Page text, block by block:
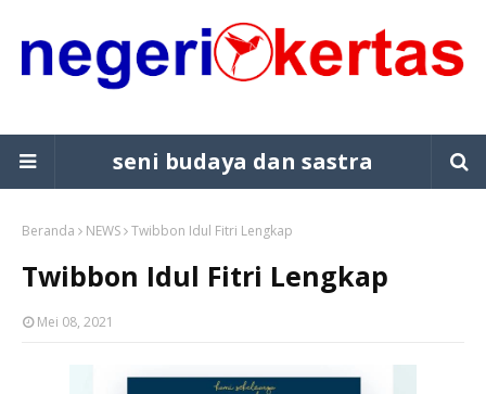
seni budaya dan sastra
Beranda NEWS Twibbon Idul Fitri Lengkap
Twibbon Idul Fitri Lengkap
Mei 08, 2021